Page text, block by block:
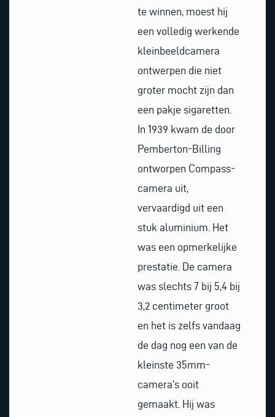
te winnen, moest hij
een volledig werkende
kleinbeeldcamera
ontwerpen die niet
groter mocht zijn dan
een pakje sigaretten.
In 1939 kwam de door
Pemberton-Billing
ontworpen Compass-
camera uit,
vervaardigd uit een
stuk aluminium. Het
was een opmerkelijke
prestatie. De camera
was slechts 7 bij 5,4 bij
3,2 centimeter groot
en het is zelfs vandaag
de dag nog een van de
kleinste 35mm-
camera’s ooit
gemaakt. Hij was